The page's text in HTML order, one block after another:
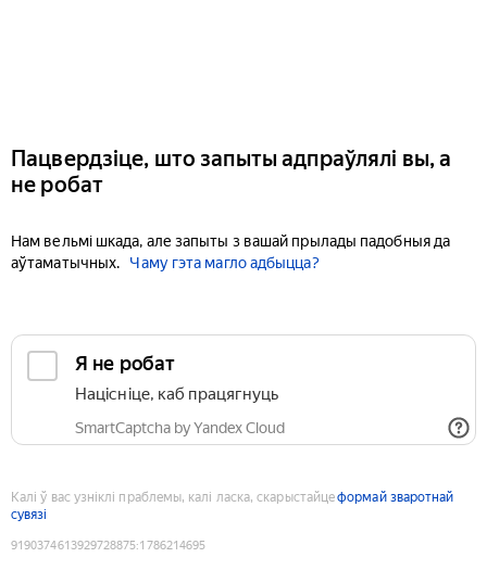
Пацвердзіце, што запыты адпраўлялі вы, а
не робат
Нам вельмі шкада, але запыты з вашай прылады падобныя да
аўтаматычных.
Чаму гэта магло адбыцца?
Я не робат
Націсніце, каб працягнуць
SmartCaptcha by Yandex Cloud
Калі ў вас узніклі праблемы, калі ласка, скарыстайцеформай зваротнай
сувязі
9190374613929728875:1786214695